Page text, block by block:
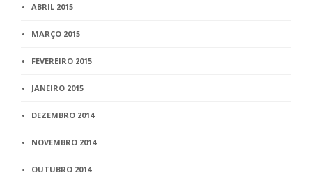
ABRIL 2015
MARÇO 2015
FEVEREIRO 2015
JANEIRO 2015
DEZEMBRO 2014
NOVEMBRO 2014
OUTUBRO 2014